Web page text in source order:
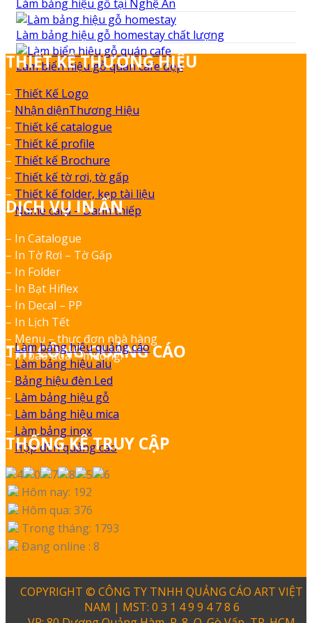
Làm bảng hiệu gỗ tại Nghệ An
Làm bảng hiệu gỗ homestay chất lượng
Làm biển hiệu gỗ quán cafe đẹp
THIẾT KẾ THƯƠNG HIỆU
– Thiết Kế Logo
– Nhận diệnThương Hiệu
– Thiết kế catalogue
– Thiết kế profile
– Thiết kế Brochure
– Thiết kế tờ rơi, tờ gấp
– Thiết kế folder, kẹp tài liệu
–Name card – Danh thiếp
DỊCH VỤ IN ẤN
– In Catalogue
– In Tờ Rơi – Tờ Gấp
– In Folder
– In Bạt Hiflex
– In Decal – PP
– In Lịch Tết
– Menu – thực đơn nhà hàng
– In bao đũa – muỗng.
THI CÔNG QUẢNG CÁO
–Làm bảng hiệu quảng cáo
– Làm bảng hiệu alu
– Bảng hiệu đèn Led
– Làm bảng hiệu gỗ
– Làm bảng hiệu mica
– Làm bảng inox
– Hộp đèn quảng cáo
THỐNG KÊ TRUY CẬP
Hôm nay: 192
Hôm qua: 376
Trong tháng: 1793
Đang online : 8
COPYRIGHT © CÔNG TY TNHH QUẢNG CÁO ART VIỆT
NAM | MST: 0 3 1 4 9 9 4 7 8 6